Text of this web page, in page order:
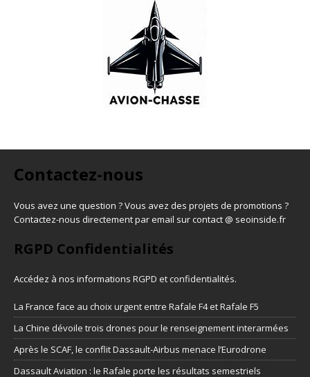
Contactez-nous
Vous avez une question ? Vous avez des projets de promotions ?
Contactez-nous directement par email sur contact @ seoinside.fr
RGPD Confidentialités
Accédez à nos informations RGPD et confidentialités.
La France face au choix urgent entre Rafale F4 et Rafale F5
La Chine dévoile trois drones pour le renseignement interarmées
Après le SCAF, le conflit Dassault-Airbus menace l’Eurodrone
Dassault Aviation : le Rafale porte les résultats semestriels